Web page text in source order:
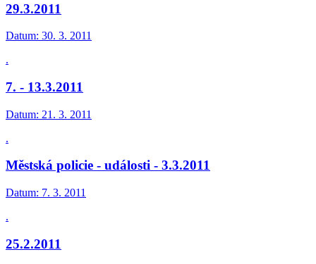
29.3.2011
Datum: 30. 3. 2011
.
7. - 13.3.2011
Datum: 21. 3. 2011
.
Městská policie - události - 3.3.2011
Datum: 7. 3. 2011
.
25.2.2011